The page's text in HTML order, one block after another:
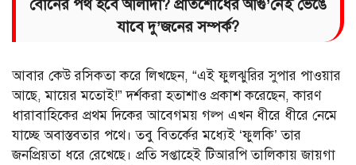
বোনের পথ হবে আলাদা? প্রতিশোধের আগু’নেই ভেঙে
যাবে দু’জনের সম্পর্ক?
আবার কেউ রসিকতা করে লিখছেন, “এই ফুলঝুরির সুপার পাওয়ার
আছে, মায়ের মতোই!” দর্শকরা হতাশাও প্রকাশ করেছেন, কারণ
ধারাবাহিকের প্রথম দিকের আবেগময় গল্প এখন ধীরে ধীরে নেমে
যাচ্ছে অবাস্তবতার পথে। তবু বিতর্কের মধ্যেই ‘ফুলকি’ তার
জনপ্রিয়তা ধরে রেখেছে। প্রতি সপ্তাহেই টিআরপি তালিকায় জায়গা